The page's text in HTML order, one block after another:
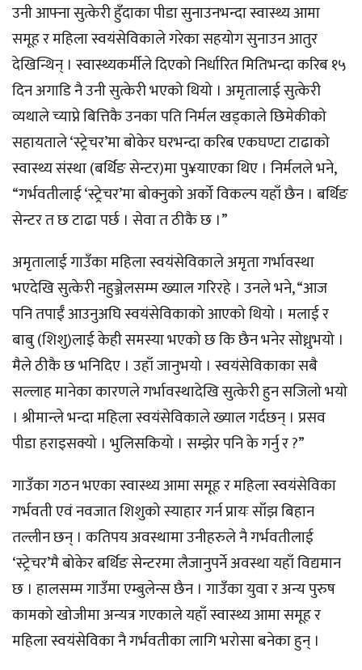
उनी आफ्ना सुत्केरी हुँदाका पीडा सुनाउनभन्दा स्वास्थ्य आमा
समूह र महिला स्वयंसेविकाले गरेका सहयोग सुनाउन आतुर
देखिन्थिन् । स्वास्थ्यकर्मीले दिएको निर्धारित मितिभन्दा करिब १५
दिन अगाडि नै उनी सुत्केरी भएको थियो । अमृतालाई सुत्केरी
व्यथाले च्याप्ने बित्तिकै उनका पति निर्मल खड्काले छिमेकीको
सहायताले ‘स्ट्रेचर’मा बोकेर घरभन्दा करिब एकघण्टा टाढाको
स्वास्थ्य संस्था (बर्थिङ सेन्टर)मा पु¥याएका थिए । निर्मलले भने,
“गर्भवतीलाई ‘स्ट्रेचर’मा बोक्नुको अर्को विकल्प यहाँ छैन । बर्थिङ
सेन्टर त छ टाढा पर्छ । सेवा त ठीकै छ ।”
अमृतालाई गाउँका महिला स्वयंसेविकाले अमृता गर्भावस्था
भएदेखि सुत्केरी नहुञ्जेलसम्म ख्याल गरिरहे । उनले भने, “आज
पनि तपाईँ आउनुअघि स्वयंसेविकाको आएको थियो । मलाई र
बाबु (शिशु)लाई केही समस्या भएको छ कि छैन भनेर सोध्नुभयो ।
मैले ठीकै छ भनिदिए । उहाँ जानुभयो । स्वयंसेविकाका सबै
सल्लाह मानेका कारणले गर्भावस्थादेखि सुत्केरी हुन सजिलो भयो
। श्रीमान्ले भन्दा महिला स्वयंसेविकाले ख्याल गर्दछन् । प्रसव
पीडा हराइसक्यो । भुलिसकियो । सम्झेर पनि के गर्नु र ?”
गाउँका गठन भएका स्वास्थ्य आमा समूह र महिला स्वयंसेविका
गर्भवती एवं नवजात शिशुको स्याहार गर्न प्रायः साँझ बिहान
तल्लीन छन् । कतिपय अवस्थामा उनीहरुले नै गर्भवतीलाई
‘स्ट्रेचर’मै बोकेर बर्थिङ सेन्टरमा लैजानुपर्ने अवस्था यहाँ विद्यमान
छ । हालसम्म गाउँमा एम्बुलेन्स छैन । गाउँका युवा र अन्य पुरुष
कामको खोजीमा अन्यत्र गएकाले यहाँ स्वास्थ्य आमा समूह र
महिला स्वयंसेविका नै गर्भवतीका लागि भरोसा बनेका हुन् ।